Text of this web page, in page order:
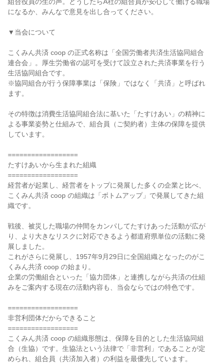
になるか、みんなで意見を出し合ってください。
▼当会について
こくみん共済 coop の正式名称は「全国労働者共済生活協同組合
連合会」。厚生労働省の認可を受けて設立された共済事業を行う
生活協同組合です。
※協同組合が行う保障事業は「保険」ではなく「共済」と呼ばれ
ます。
その特徴は消費生活協同組合法に基いた「たすけあい」の精神に
よる事業姿勢と仕組みで、組合員（ご契約者）主体の保障を提供
しています。
==================
たすけあいから生まれた組織
==================
経営者が起業し、経営者をトップに発展した多くの企業と比べ、
こくみん共済 coop の組織は「ボトムアップ」で発展してきた組
織です。
戦後、被災した職場の仲間をカンパしてたすけあった活動が広が
り、より大きなリスクに対応できるよう都道府県単位の活動に発
展しました。
これがさらに発展し、1957年9月29日に全国組織となったのがこ
くみん共済 coop の始まり。
企業の労働組合といった「協力団体」と連携しながら共済の仕組
みをご案内する現在の活動内容も、当会ならではの特色です。
==================
非営利団体だからできること
==================
こくみん共済 coop の組織形態は、保障を目的とした生活協同組
合（生協）です。生協法という法律で「非営利」であることが定
められ、組合員（共済加入者）の利益を最優先しています。